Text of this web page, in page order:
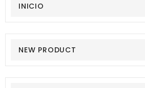
INICIO
NEW PRODUCT